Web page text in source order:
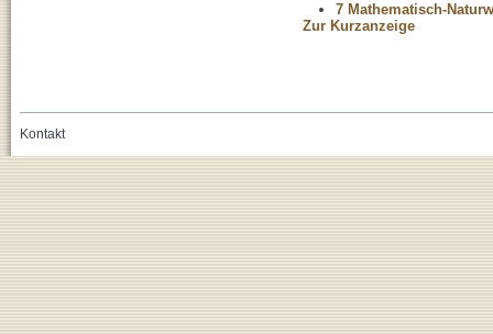
7 Mathematisch-
Zur Kurzanzeige
Kontakt